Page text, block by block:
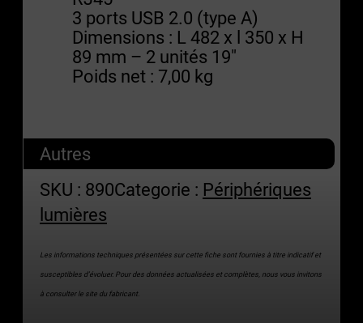
3 ports USB 2.0 (type A)
Dimensions : L 482 x l 350 x H
89 mm – 2 unités 19″
Poids net : 7,00 kg
Autres
SKU : 890Categorie : Périphériques
lumières
Les informations techniques présentées sur cette fiche sont fournies à titre indicatif et
susceptibles d’évoluer. Pour des données actualisées et complètes, nous vous invitons
à consulter le site du fabricant.